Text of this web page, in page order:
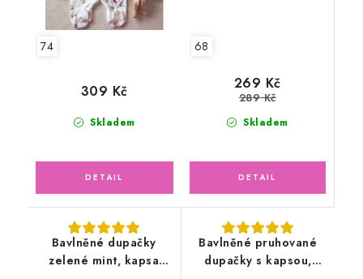
74
Skladem
309 Kč
68
Skladem
269 Kč
289 Kč
Bavlněné dupačky
zelené mint, kapsa
Bavlněné pruhované
dupačky s kapsou,